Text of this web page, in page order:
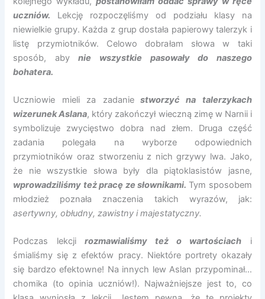
uczniów.
Lekcję rozpoczęliśmy od podziału klasy na
niewielkie grupy. Każda z grup dostała papierowy talerzyk i
listę przymiotników. Celowo dobrałam słowa w taki
sposób, abynie wszystkie pasowały do naszego
bohatera.
Uczniowie mieli za zadaniestworzyć na talerzykach
wizerunek Aslana, który zakończył wieczną zimę w Narnii i
symbolizuje zwycięstwo dobra nad złem. Druga część
zadania polegała na wyborze odpowiednich
przymiotników oraz stworzeniu z nich grzywy lwa. Jako,
że nie wszystkie słowa były dla piątoklasistów jasne,
wprowadziliśmy też pracę ze słownikami. Tym sposobem
młodzież poznała znaczenia takich wyrazów, jak:
asertywny, obłudny, zawistny i majestatyczny.
Podczas lekcji rozmawialiśmy też o wartościach i
śmialiśmy się z efektów pracy. Niektóre portrety okazały
się bardzo efektowne! Na innych lew Aslan przypominał…
chomika (to opinia uczniów!). Najważniejsze jest to, co